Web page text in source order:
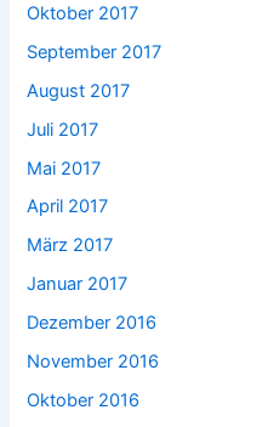
Oktober 2017
September 2017
August 2017
Juli 2017
Mai 2017
April 2017
März 2017
Januar 2017
Dezember 2016
November 2016
Oktober 2016